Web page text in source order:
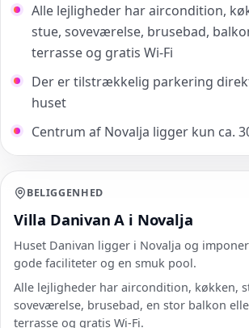
Alle lejligheder har aircondition,
stue, soveværelse, brusebad,
terrasse og gratis Wi-Fi
Der er tilstrækkelig parkering
huset
Centrum af Novalja ligger kun ca.
BELIGGENHED
Villa Danivan A i Novalja
Huset Danivan ligger i Novalja og
gode faciliteter og en smuk pool.
Alle lejligheder har aircondition, køkken,
soveværelse, brusebad, en stor balkon
terrasse og gratis Wi-Fi.